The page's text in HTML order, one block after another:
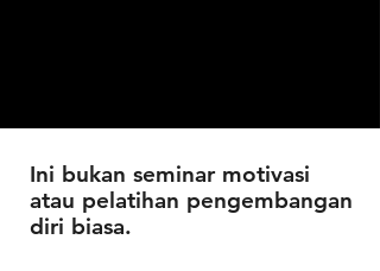
Ini bukan seminar motivasi
atau pelatihan pengembangan
diri biasa.